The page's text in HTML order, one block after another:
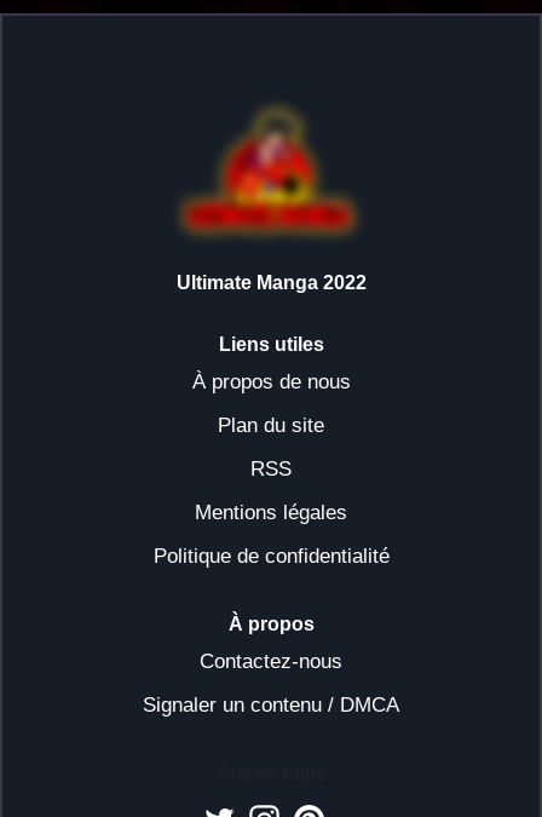
Ultimate Manga 2022
Liens utiles
À propos de nous
Plan du site
RSS
Mentions légales
Politique de confidentialité
À propos
Contactez-nous
Signaler un contenu / DMCA